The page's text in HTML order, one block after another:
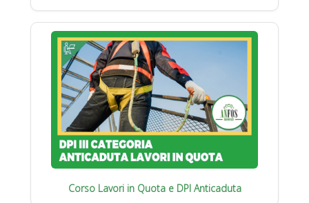
Corso Lavori in Quota e DPI Anticaduta